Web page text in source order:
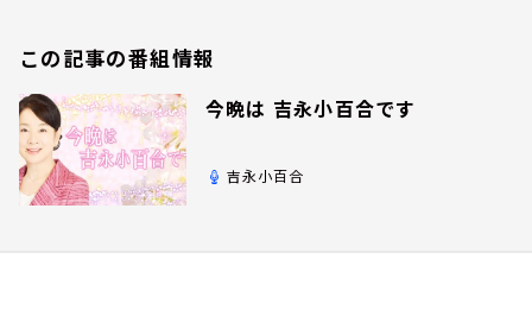
この記事の番組情報
今晩は 吉永小百合です
吉永小百合